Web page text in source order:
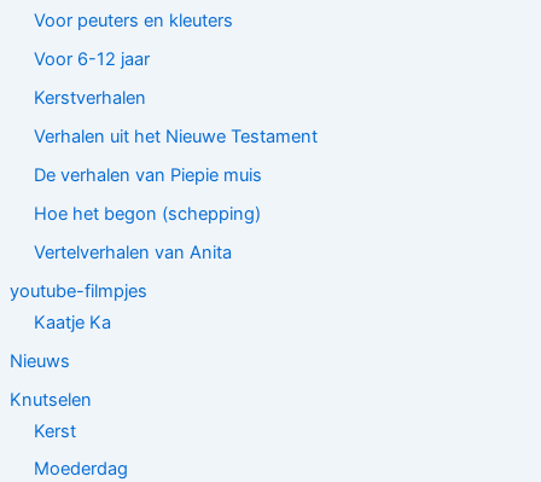
Voor peuters en kleuters
Voor 6-12 jaar
Kerstverhalen
Verhalen uit het Nieuwe Testament
De verhalen van Piepie muis
Hoe het begon (schepping)
Vertelverhalen van Anita
youtube-filmpjes
Kaatje Ka
Nieuws
Knutselen
Kerst
Moederdag